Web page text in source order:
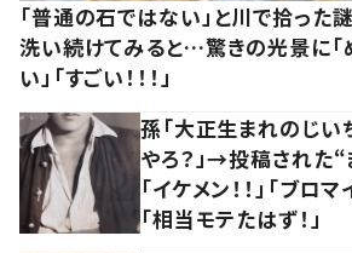
「普通の石ではない」と川で拾った
洗い続けてみると…驚きの光景に「
い」「すごい！！！」
孫「大正生まれのじい
やろ？」→投稿された
「イケメン！！」「ブロ
「相当モテたはず！」